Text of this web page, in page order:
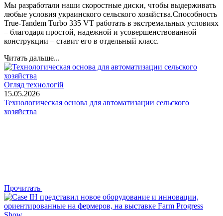
Мы разработали наши скоростные диски, чтобы выдерживать
любые условия украинского сельского хозяйства.Способность
True-Tandem Turbo 335 VT работать в экстремальных условиях
– благодаря простой, надежной и усовершенствованной
конструкции – ставит его в отдельный класс.
Читать дальше...
Огляд технологій
15.05.2026
Технологическая основа для автоматизации сельского
хозяйства
Прочитать